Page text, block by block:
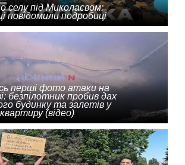
селу під Миколаєвом:
повідомили подробиці
перші фото атаки на
безпілотник пробив дах
будинку та залетів у
квартиру (відео)